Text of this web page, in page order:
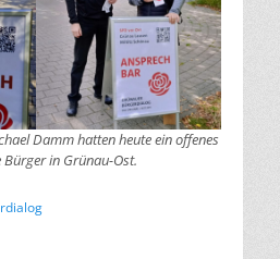
Damm hatten heute ein offenes
in Grünau-Ost.